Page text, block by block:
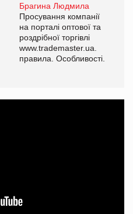
Брагина Людмила
Просування компанії
на порталі оптової та
роздрібної торгівлі
www.trademaster.ua.
правила. Особливості.